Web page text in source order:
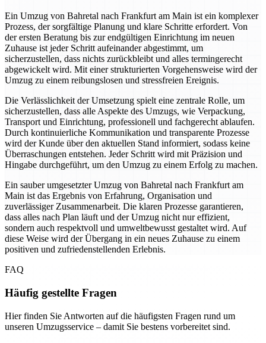
Ein Umzug von Bahretal nach Frankfurt am Main ist ein komplexer
Prozess, der sorgfältige Planung und klare Schritte erfordert. Von
der ersten Beratung bis zur endgültigen Einrichtung im neuen
Zuhause ist jeder Schritt aufeinander abgestimmt, um
sicherzustellen, dass nichts zurückbleibt und alles termingerecht
abgewickelt wird. Mit einer strukturierten Vorgehensweise wird der
Umzug zu einem reibungslosen und stressfreien Ereignis.
Die Verlässlichkeit der Umsetzung spielt eine zentrale Rolle, um
sicherzustellen, dass alle Aspekte des Umzugs, wie Verpackung,
Transport und Einrichtung, professionell und fachgerecht ablaufen.
Durch kontinuierliche Kommunikation und transparente Prozesse
wird der Kunde über den aktuellen Stand informiert, sodass keine
Überraschungen entstehen. Jeder Schritt wird mit Präzision und
Hingabe durchgeführt, um den Umzug zu einem Erfolg zu machen.
Ein sauber umgesetzter Umzug von Bahretal nach Frankfurt am
Main ist das Ergebnis von Erfahrung, Organisation und
zuverlässiger Zusammenarbeit. Die klaren Prozesse garantieren,
dass alles nach Plan läuft und der Umzug nicht nur effizient,
sondern auch respektvoll und umweltbewusst gestaltet wird. Auf
diese Weise wird der Übergang in ein neues Zuhause zu einem
positiven und zufriedenstellenden Erlebnis.
FAQ
Häufig gestellte Fragen
Hier finden Sie Antworten auf die häufigsten Fragen rund um
unseren Umzugsservice – damit Sie bestens vorbereitet sind.